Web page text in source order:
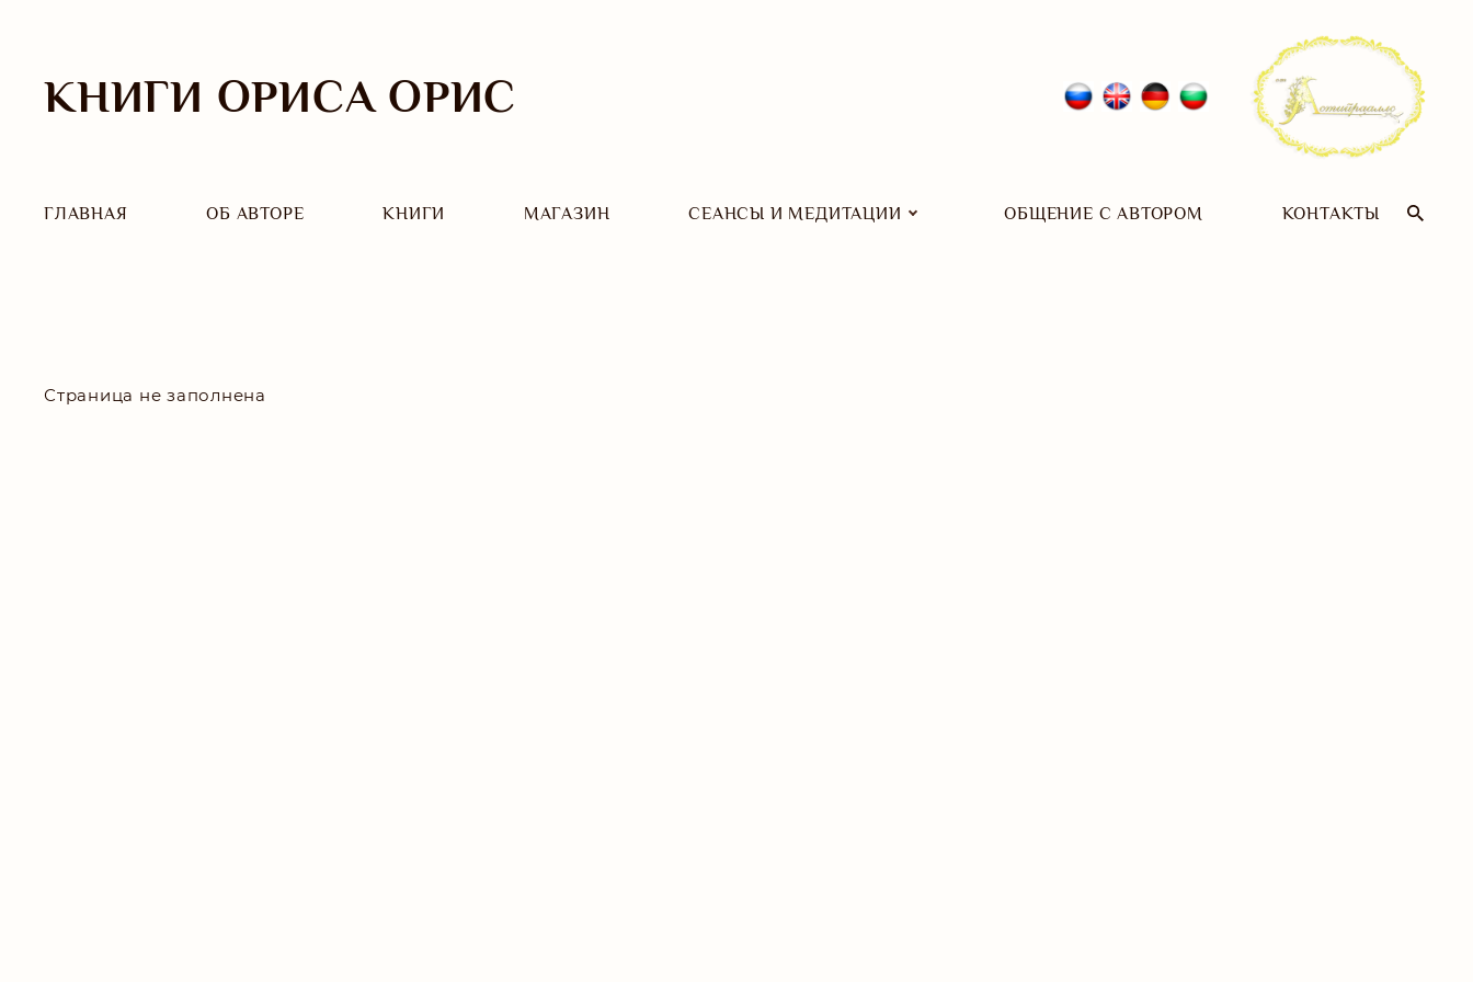
КНИГИ ОРИСА ОРИС
ГЛАВНАЯ ОБ АВТОРЕ КНИГИ МАГАЗИН СЕАНСЫ И МЕДИТАЦИИ ОБЩЕНИЕ С АВТОРОМ КОНТАКТЫ
Страница не заполнена